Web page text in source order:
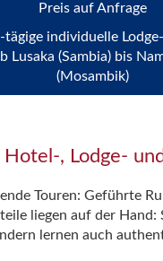
Preis auf Anfrage
tägige individuelle
Lusaka (Sambia) bis
(Mosambik)
, Lodge-
Touren: Geführte
liegen auf der
lernen auch